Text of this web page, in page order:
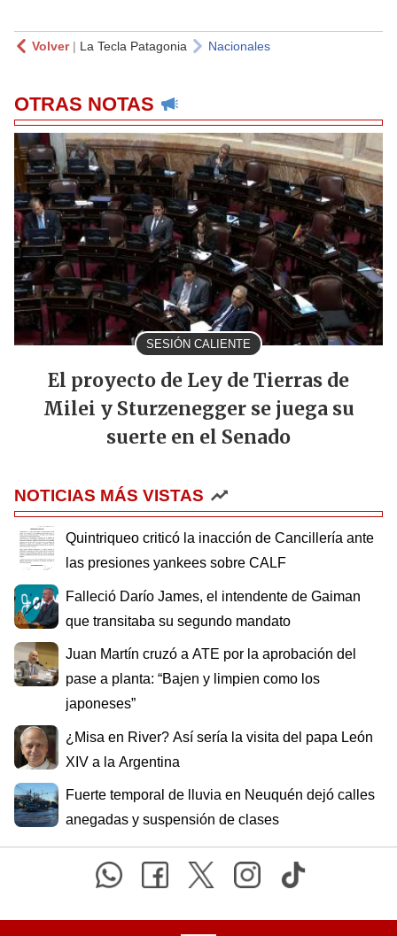
Volver| La Tecla Patagonia Nacionales
OTRAS NOTAS
SESIÓN CALIENTE
El proyecto de Ley de Tierras de
Milei y Sturzenegger se juega su
suerte en el Senado
NOTICIAS MÁS VISTAS
Quintriqueo criticó la inacción de Cancillería ante
las presiones yankees sobre CALF
Falleció Darío James, el intendente de Gaiman
que transitaba su segundo mandato
Juan Martín cruzó a ATE por la aprobación del
pase a planta: “Bajen y limpien como los
japoneses”
¿Misa en River? Así sería la visita del papa León
XIV a la Argentina
Fuerte temporal de lluvia en Neuquén dejó calles
anegadas y suspensión de clases